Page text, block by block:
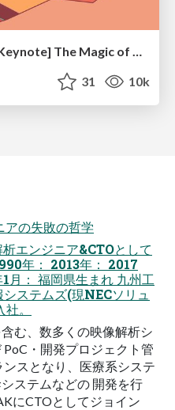
[RailsConf 2023 Opening Keynote] The Magic of Rails
31 10k
の失敗の哲学
エンジニア&CTOとして
年： 2013年： 2017
月： 福岡県生まれ 九州工
ステムズ(現NECソリュ
。
む、数多くの映像解析シ
・開発プロジェクト管
スとなり、医療系システ
ステムなどの 開発を行
にCTOとしてジョイン